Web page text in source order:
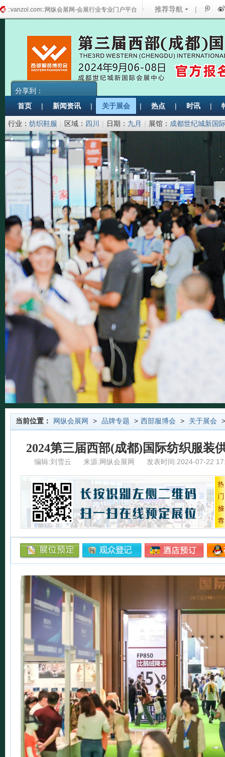
::vanzol.com::网纵会展网-会展行业专业门户平台 推荐导航 |
分享到：
首页
| 新闻资讯 | 关于展会 | 热点 | 时讯 |
行业： 纺织鞋服 | 区域： 四川 | 日期： 九月 | 展馆： 成都世纪城新国
(服饰)行业协会
当前位置： 网纵会展网 > 品牌专题 > 西部服博会 > 关于展会
2024第三届西部(成都)国际纺织服装
编辑:刘雪云 来源:网纵会展网 发表时间:2024-07-22